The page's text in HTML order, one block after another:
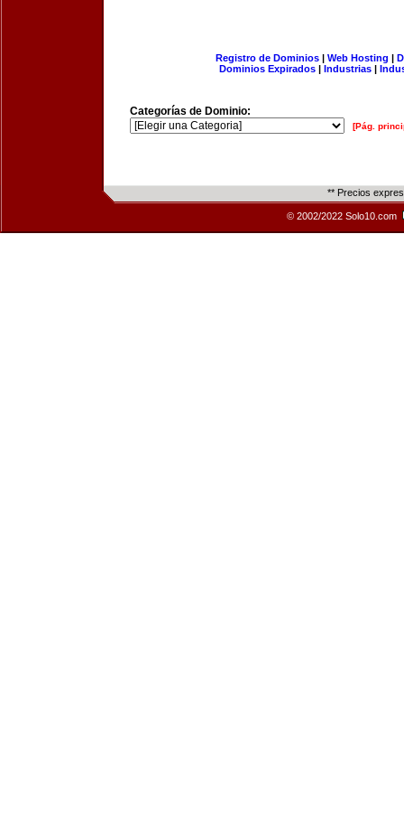
Registro de Dominios| Web Hosting |
Dominios Expirados | Industrias |
Categorías de Dominio:
[Pág.
** Precios
© 2002/2022 Solo10.com